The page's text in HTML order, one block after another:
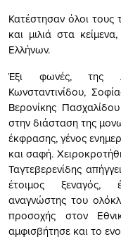
Κατέστησαν όλοι τους
και μιλιά στα
Ελλήνων.
Έξι φωνές, της
Κωνσταντινίδου,
Βερονίκης
στην διάσταση της
έκφρασης, γένος
και σαφή.
Ταγτεβερενίδης
έτοιμος ξεναγός,
αναγνώστης του
προσοχής στον
αμφισβήτησε και το